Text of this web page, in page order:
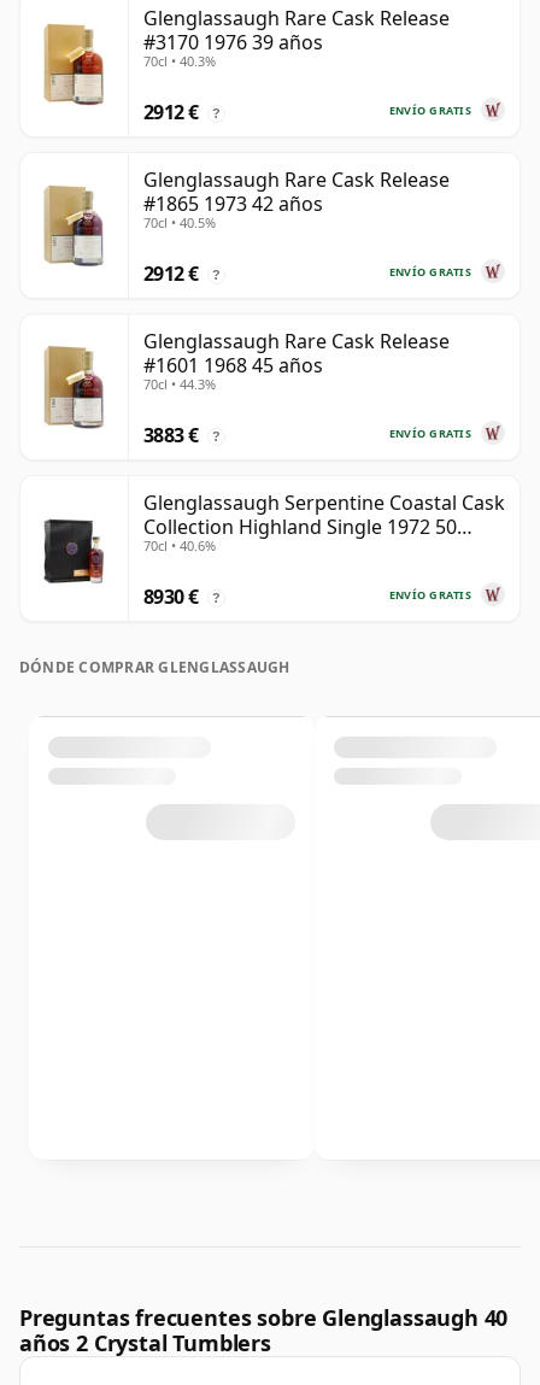
Glenglassaugh Rare Cask Release
#3170 1976 39 años
70cl • 40.3%
ENVÍO GRATIS
2912 € ?
Glenglassaugh Rare Cask Release
#1865 1973 42 años
70cl • 40.5%
ENVÍO GRATIS
2912 € ?
Glenglassaugh Rare Cask Release
#1601 1968 45 años
70cl • 44.3%
ENVÍO GRATIS
3883 € ?
Glenglassaugh Serpentine Coastal Cask
Collection Highland Single 1972 50
años
70cl • 40.6%
ENVÍO GRATIS
8930 € ?
DÓNDE COMPRAR GLENGLASSAUGH
Preguntas frecuentes sobre Glenglassaugh 40
años 2 Crystal Tumblers